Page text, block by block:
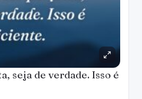
seja de verdade. Isso é